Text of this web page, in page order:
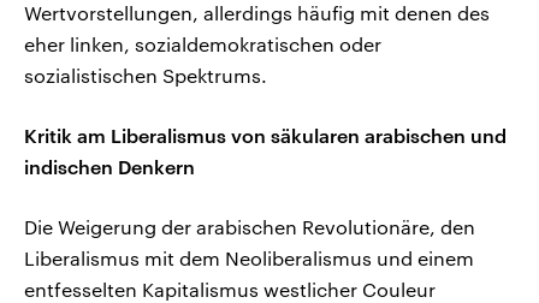
Wertvorstellungen, allerdings häufig mit denen des
eher linken, sozialdemokratischen oder
sozialistischen Spektrums.
Kritik am Liberalismus von säkularen arabischen und
indischen Denkern
Die Weigerung der arabischen Revolutionäre, den
Liberalismus mit dem Neoliberalismus und einem
entfesselten Kapitalismus westlicher Couleur